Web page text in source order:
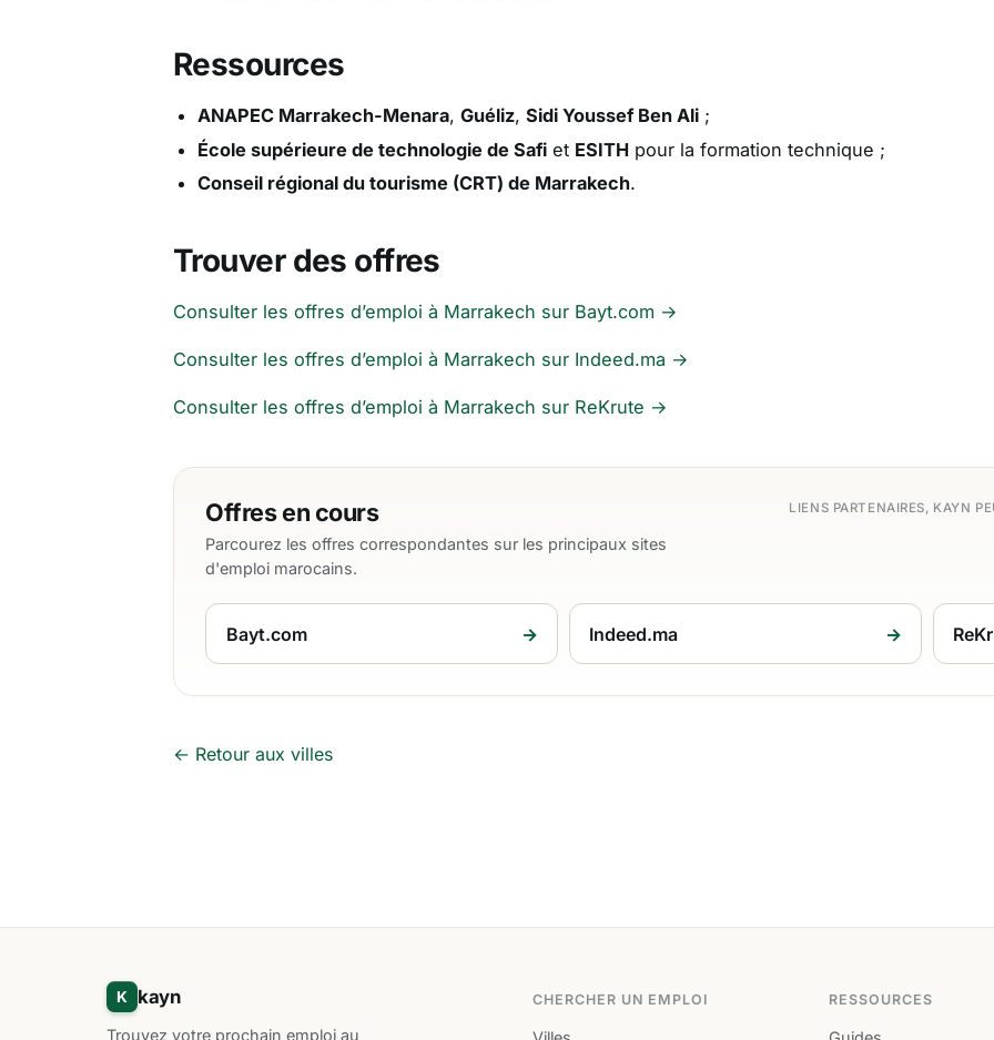
Ressources
ANAPEC Marrakech-Menara, Guéliz, Sidi Youssef Ben Ali;
École supérieure de technologie de Safiet ESITHpour la formation technique ;
Conseil régional du tourisme (CRT) de Marrakech.
Trouver des offres
Consulter les offres d’emploi à Marrakech sur Bayt.com →
Consulter les offres d’emploi à Marrakech sur Indeed.ma →
Consulter les offres d’emploi à Marrakech sur ReKrute →
Offres en cours
Parcourez les offres correspondantes sur les principaux sites
d'emploi marocains.
LIENS PARTENAIRES, KAYN
Bayt.com → Indeed.ma →
← Retour aux villes
K kayn
Trouvez votre prochain emploi au
CHERCHER UN EMPLOI RESSOURCES